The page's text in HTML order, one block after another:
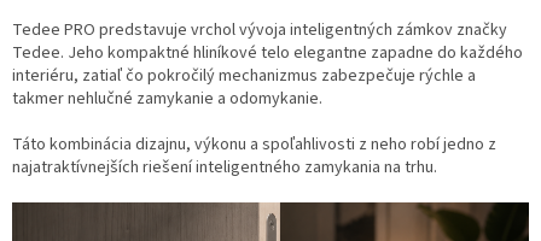
Tedee PRO predstavuje vrchol vývoja inteligentných zámkov značky
Tedee. Jeho kompaktné hliníkové telo elegantne zapadne do každého
interiéru, zatiaľ čo pokročilý mechanizmus zabezpečuje rýchle a
takmer nehlučné zamykanie a odomykanie.
Táto kombinácia dizajnu, výkonu a spoľahlivosti z neho robí jedno z
najatraktívnejších riešení inteligentného zamykania na trhu.